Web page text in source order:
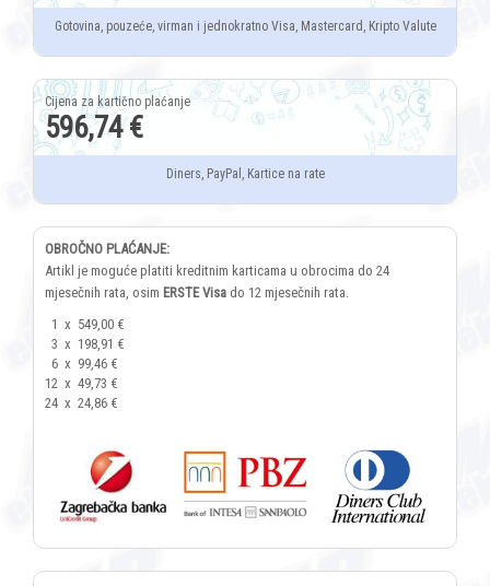
Gotovina, pouzeće, virman i jednokratno Visa, Mastercard, Kripto Valute
596,74 €
Diners, PayPal, Kartice na rate
OBROČNO PLAĆANJE:
Artikl je moguće platiti kreditnim karticama u obrocima do 24
mjesečnih rata, osim ERSTE Visa do 12 mjesečnih rata.
1 x 549,00 €
3 x 198,91 €
6 x 99,46 €
12 x 49,73 €
24 x 24,86 €